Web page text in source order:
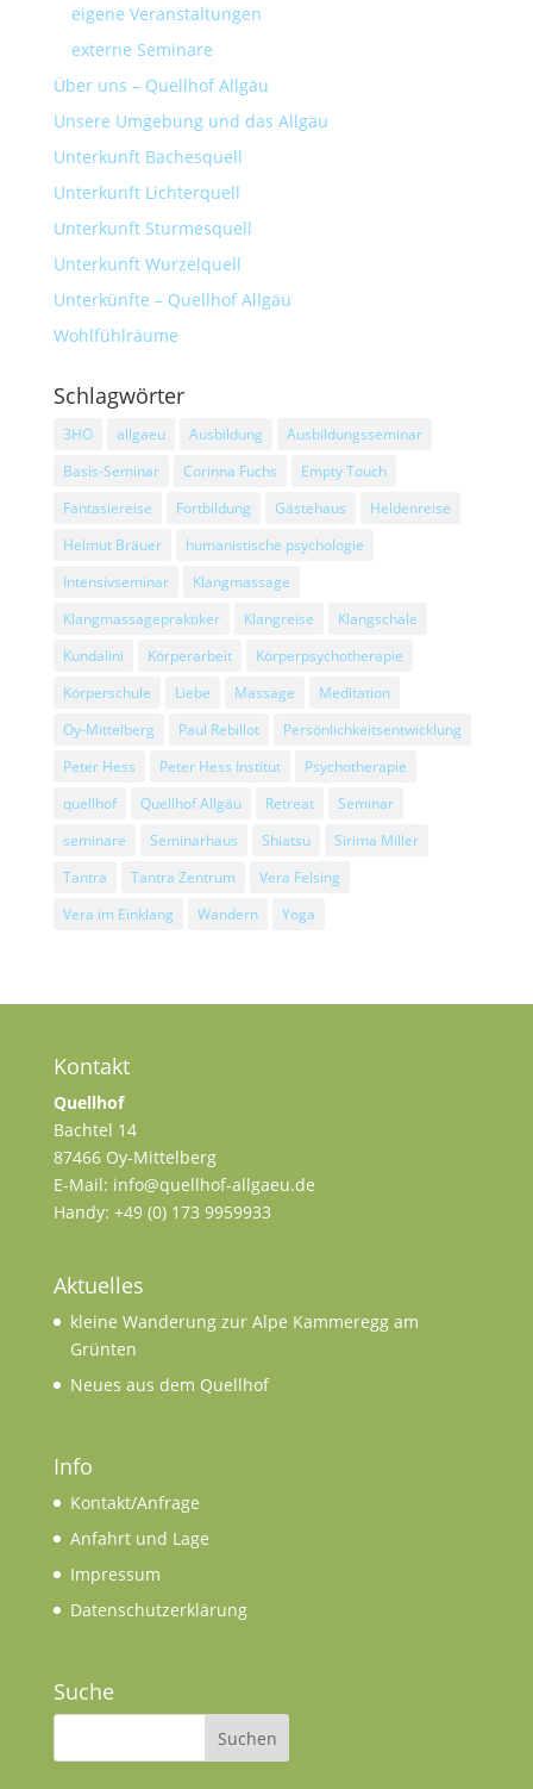
eigene Veranstaltungen
externe Seminare
Über uns – Quellhof Allgäu
Unsere Umgebung und das Allgäu
Unterkunft Bachesquell
Unterkunft Lichterquell
Unterkunft Sturmesquell
Unterkunft Wurzelquell
Unterkünfte – Quellhof Allgäu
Wohlfühlräume
Schlagwörter
3HO allgaeu Ausbildung
Ausbildungsseminar
Basis-Seminar
Corinna Fuchs
Empty Touch
Fantasiereise
Fortbildung Gästehaus
Heldenreise
Helmut Bräuer
humanistische psychologie
Intensivseminar
Klangmassage
Klangmassagepraktiker
Klangreise
Klangschale
Kundalini
Körperarbeit
Körperpsychotherapie
Körperschule
Liebe Massage
Meditation
Oy-Mittelberg
Paul Rebillot
Persönlichkeitsentwicklung
Peter Hess
Peter Hess Institut
Psychotherapie
quellhof
Quellhof Allgäu Retreat
Seminar
seminare
Seminarhaus Shiatsu
Sirima Miller
Tantra
Tantra Zentrum
Vera Felsing
Vera im Einklang
Wandern Yoga
Kontakt
Quellhof
Bachtel 14
87466 Oy-Mittelberg
E-Mail: info@quellhof-allgaeu.de
Handy: +49 (0) 173 9959933
Aktuelles
kleine Wanderung zur Alpe Kammeregg am
Grünten
Neues aus dem Quellhof
Info
Kontakt/Anfrage
Anfahrt und Lage
Impressum
Datenschutzerklärung
Suche